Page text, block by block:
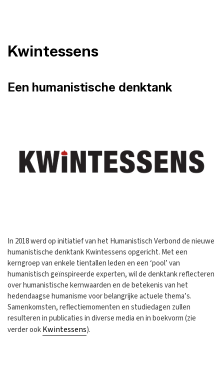
Kwintessens
Een humanistische denktank
In 2018 werd op initiatief van het Humanistisch Verbond de nieuwe
humanistische denktank Kwintessens opgericht. Met een
kerngroep van enkele tientallen leden en een ‘pool’ van
humanistisch geïnspireerde experten, wil de denktank reflecteren
over humanistische kernwaarden en de betekenis van het
hedendaagse humanisme voor belangrijke actuele thema’s.
Samenkomsten, reflectiemomenten en studiedagen zullen
resulteren in publicaties in diverse media en in boekvorm (zie
verder ookKwintessens).